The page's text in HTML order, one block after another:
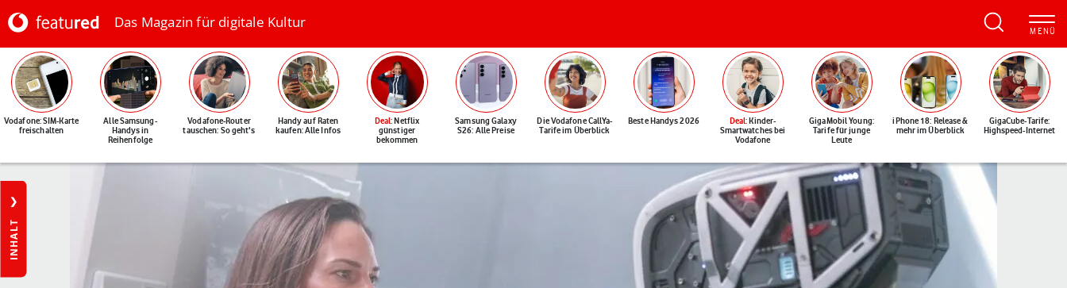
Das Magazin für digitale Kultur
Vodafone: SIM-Karte
freischalten
Alle Samsung-
Handys in
Reihenfolge
Vodafone-Router
tauschen: So geht's
Handy auf Raten
kaufen: Alle Infos
Deal: Netflix
günstiger
bekommen
Samsung Galaxy
S26: Alle Preise
Die Vodafone CallYa-
Tarife im Überblick
Beste Handys 2026 Deal: Kinder-
Smartwatches bei
Vodafone
GigaMobil Young:
Tarife für junge
Leute
iPhone 18: Release &
mehr im Überblick
GigaCube-Tarife:
Highspeed-Internet
INHALT